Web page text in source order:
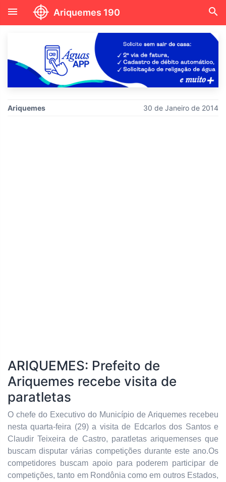
menu Ariquemes 190 search
Ariquemes 30 de Janeiro de 2014
ARIQUEMES: Prefeito de
Ariquemes recebe visita de
paratletas
O chefe do Executivo do Município de Ariquemes recebeu
nesta quarta-feira (29) a visita de Edcarlos dos Santos e
Claudir Teixeira de Castro, paratletas ariquemenses que
buscam disputar várias competições durante este ano.Os
competidores buscam apoio para poderem participar de
competições, tanto em Rondônia como em outros Estados,